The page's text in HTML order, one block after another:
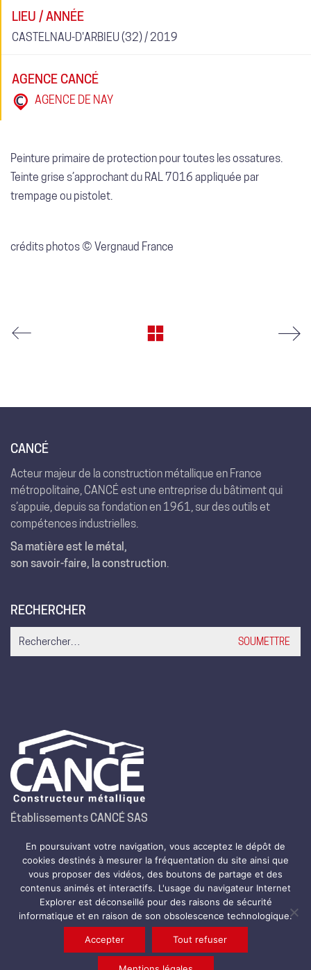
LIEU / ANNÉE
CASTELNAU-D'ARBIEU (32) / 2019
AGENCE CANCÉ
AGENCE DE NAY
Peinture primaire de protection pour toutes les ossatures.
Teinte grise s’approchant du RAL 7016 appliquée par
trempage ou pistolet.
crédits photos © Vergnaud France
CANCÉ
Acteur majeur de la construction métallique en France
métropolitaine, CANCÉ est une entreprise du bâtiment qui
s’appuie, depuis sa fondation en 1961, sur des outils et
compétences industrielles.
Sa matière est le métal,
son savoir-faire, la construction.
RECHERCHER
Search
for:
Établissements CANCÉ SAS
64800 Nay
Tél.05 59 61 99 99
Fax. 05 59 61 25 13
© Copyright 2024. All Rights Reserved
│Nous recrutons
En poursuivant votre navigation, vous acceptez le dépôt de
cookies destinés à mesurer la fréquentation du site ainsi que
vous proposer des vidéos, des boutons de partage et des
contenus animés et interactifs. L'usage du navigateur Internet
Explorer est déconseillé pour des raisons de sécurité
informatique et en raison de son obsolescence technologique.
Accepter Tout refuser